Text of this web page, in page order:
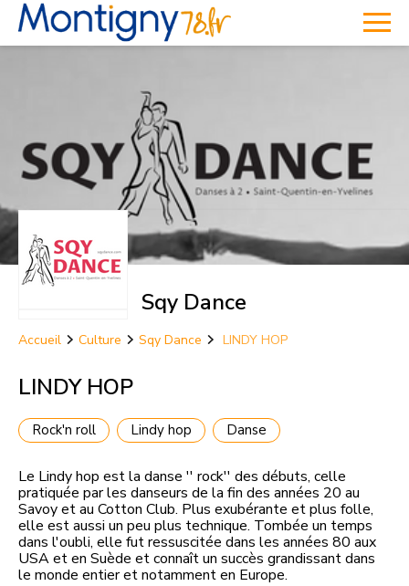
Sqy Dance
Accueil Culture Sqy Dance LINDY HOP
LINDY HOP
Rock'n roll Lindy hop Danse
Le Lindy hop est la danse '' rock'' des débuts, celle
pratiquée par les danseurs de la fin des années 20 au
Savoy et au Cotton Club. Plus exubérante et plus folle,
elle est aussi un peu plus technique. Tombée un temps
dans l'oubli, elle fut ressuscitée dans les années 80 aux
USA et en Suède et connaît un succès grandissant dans
le monde entier et notamment en Europe.